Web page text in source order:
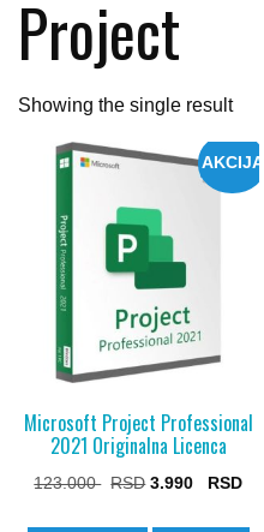
Project
Showing the single result
AKCIJA
Microsoft Project Professional
2021 Originalna Licenca
123.000
Original
3.990